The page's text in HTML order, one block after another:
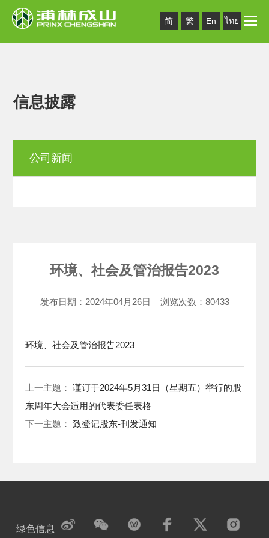
简 繁 En ไทย Toggle
信息披露
公司新闻
环境、社会及管治报告2023
发布日期： 2024年04月26日 浏览次数： 80433
环境、社会及管治报告2023
上一主题：谨订于2024年5月31日（星期五）举行的股
东周年大会适用的代表委任表格
下一主题：致登记股东-刊发通知
绿色信息